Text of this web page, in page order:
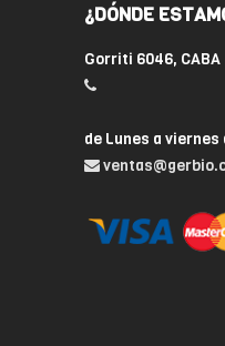
¿DÓNDE
Gorriti 6046, CABA
de Lunes a viernes